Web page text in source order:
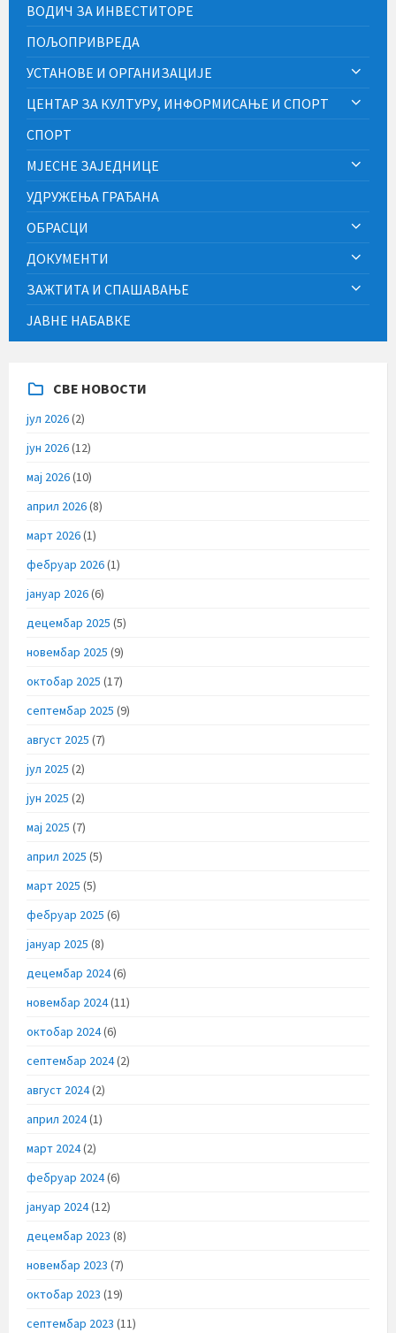
ВОДИЧ ЗА ИНВЕСТИТОРЕ
ПОЉОПРИВРЕДА
УСТАНОВЕ И ОРГАНИЗАЦИЈЕ
ЦЕНТАР ЗА КУЛТУРУ, ИНФОРМИСАЊЕ И СПОРТ
СПОРТ
МЈЕСНЕ ЗАЈЕДНИЦЕ
УДРУЖЕЊА ГРАЂАНА
ОБРАСЦИ
ДОКУМЕНТИ
ЗАЖТИТА И СПАШАВАЊЕ
ЈАВНЕ НАБАВКЕ
СВЕ НОВОСТИ
јул 2026(2)
јун 2026(12)
мај 2026(10)
април 2026(8)
март 2026(1)
фебруар 2026(1)
јануар 2026(6)
децембар 2025 (5)
новембар 2025 (9)
октобар 2025 (17)
септембар 2025 (9)
август 2025 (7)
јул 2025 (2)
јун 2025 (2)
мај 2025 (7)
април 2025 (5)
март 2025 (5)
фебруар 2025 (6)
јануар 2025 (8)
децембар 2024(6)
новембар 2024(11)
октобар 2024(6)
септембар 2024(2)
август 2024(2)
април 2024(1)
март 2024(2)
фебруар 2024(6)
јануар 2024(12)
децембар 2023 (8)
новембар 2023 (7)
октобар 2023 (19)
септембар 2023 (11)